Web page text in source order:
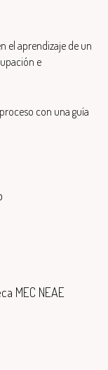
el aprendizaje de un
e
con una guía
MEC NEAE